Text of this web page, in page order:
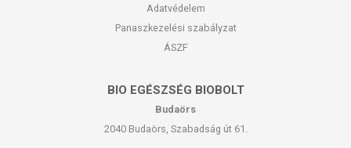
Adatvédelem
Panaszkezelési szabályzat
ÁSZF
BIO EGÉSZSÉG BIOBOLT
Budaörs
2040 Budaörs, Szabadság út 61.